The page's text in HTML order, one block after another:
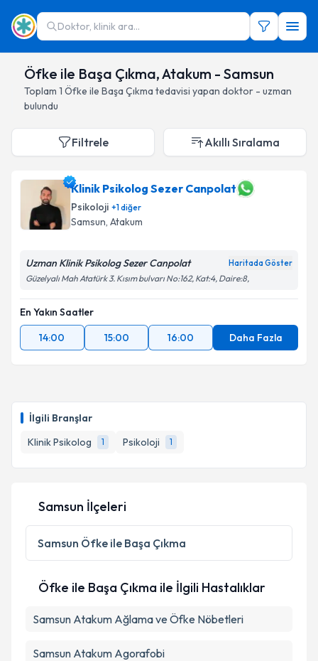
Doktor, klinik ara...
Öfke ile Başa Çıkma, Atakum - Samsun
Toplam 1 Öfke ile Başa Çıkma tedavisi yapan doktor - uzman
bulundu
İlgili Branşlar
Klinik Psikolog
1 Psikoloji 1
Filtrele Akıllı Sıralama
Klinik Psikolog Sezer Canpolat
Psikoloji +1diğer
Samsun, Atakum
Uzman Klinik Psikolog Sezer Canpolat Haritada Göster
Güzelyalı Mah Atatürk 3. Kısım bulvarı No:162, Kat:4, Daire:8,
En Yakın Saatler
14:00
15:00 16:00 Daha Fazla
Samsun İlçeleri
Samsun Öfke ile Başa Çıkma
Öfke ile Başa Çıkma ile İlgili Hastalıklar
Samsun Atakum Ağlama ve Öfke Nöbetleri
Samsun Atakum Agorafobi